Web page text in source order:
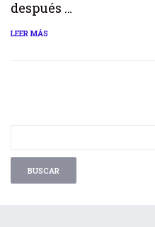
después …
LEER MÁS